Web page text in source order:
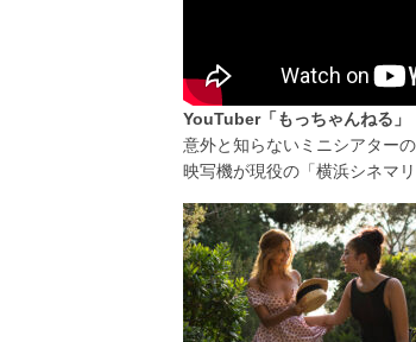
YouTuber「もっちゃんねる」
意外と知らないミニシアター
映写機が現役の「横浜シネマ